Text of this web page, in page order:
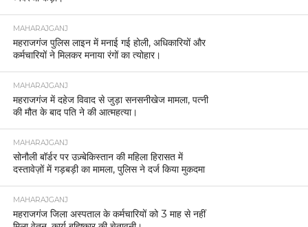
MAHARAJGANJ
महराजगंज पुलिस लाइन में मनाई गई होली, अधिकारियों और
कर्मचारियों ने मिलकर मनाया रंगों का त्योहार।
MAHARAJGANJ
महराजगंज में दहेज विवाद से जुड़ा सनसनीखेज मामला, पत्नी
की मौत के बाद पति ने की आत्महत्या।
MAHARAJGANJ
सोनौली बॉर्डर पर उज़्बेकिस्तान की महिला हिरासत में
दस्तावेज़ों में गड़बड़ी का मामला, पुलिस ने दर्ज किया मुकदमा
MAHARAJGANJ
महराजगंज जिला अस्पताल के कर्मचारियों को 3 माह से नहीं